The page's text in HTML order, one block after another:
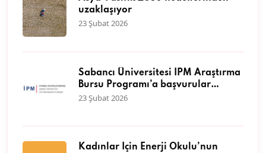
uzaklaşıyor
23 Şubat 2026
Sabancı Üniversitesi İPM Araştırma
Bursu Programı’a başvurular
başladı
23 Şubat 2026
Kadınlar İçin Enerji Okulu’nun